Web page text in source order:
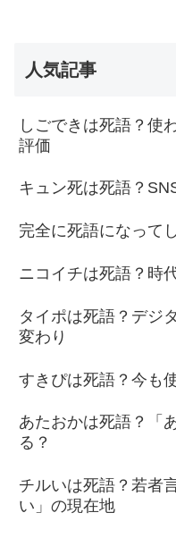
人気記事
しごできは死語？使
評価
キュン死は死語？
完全に死語になって
ニコイチは死語？時
タイポは死語？デジ
変わり
すきぴは死語？今も
あたおかは死語？「
る？
チルいは死語？若者
い」の現在地